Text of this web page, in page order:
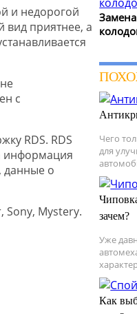
и недорогой
приятнее, а
с
RDS. RDS
информация
данные о
Sony, Mystery.
Чего
для
зачем?
Уже
Как